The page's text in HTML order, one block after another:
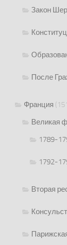
Закон
После
Франция
Великая
1789-
1792-
Вторая